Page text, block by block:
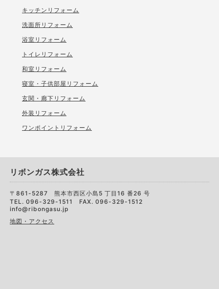
キッチンリフォーム
洗面所リフォーム
浴室リフォーム
トイレリフォーム
和室リフォーム
寝室・子供部屋リフォーム
玄関・廊下リフォーム
外装リフォーム
ワンポイントリフォーム
リボンガス株式会社
〒861-5287 熊本市西区小島5 丁目16 番26 号
TEL. 096-329-1511 FAX. 096-329-1512
info@ribongasu.jp
地図・アクセス